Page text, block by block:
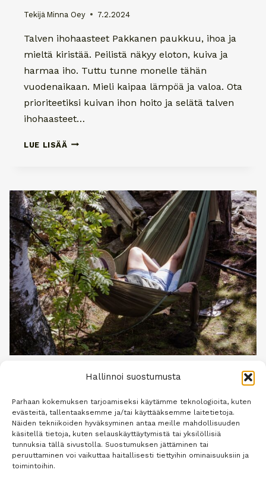
Hallinnoi suostumusta
Parhaan kokemuksen tarjoamiseksi käytämme teknologioita, kuten
evästeitä, tallentaaksemme ja/tai käyttääksemme laitetietoja.
Näiden tekniikoiden hyväksyminen antaa meille mahdollisuuden
käsitellä tietoja, kuten selauskäyttäytymistä tai yksilöllisiä
tunnuksia tällä sivustolla. Suostumuksen jättäminen tai
peruuttaminen voi vaikuttaa haitallisesti tiettyihin ominaisuuksiin ja
toimintoihin.
Tekijä Minna Oey 7.2.2024
Talven ihohaasteet Pakkanen paukkuu, ihoa ja
mieltä kiristää. Peilistä näkyy eloton, kuiva ja
harmaa iho. Tuttu tunne monelle tähän
vuodenaikaan. Mieli kaipaa lämpöä ja valoa. Ota
prioriteetiksi kuivan ihon hoito ja selätä talven
ihohaasteet…
LUE LISÄÄ TALVEN
RAVINTO| YLEINEN
Mielialan vaihtelut vallalla
Tekijä Minna Oey 22.1.2024
Mielialan vaihtelut vallalla – mieli tuuliajolla
Tuntuuko sinusta, että esivaihdevuodet saavat